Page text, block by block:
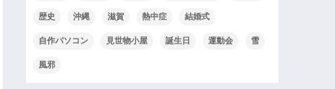
歴史 沖縄 滋賀 熱中症 結婚式
自作パソコン 見世物小屋 誕生日 運動会 雪
風邪